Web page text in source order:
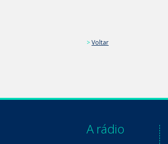
>Voltar
A rádio